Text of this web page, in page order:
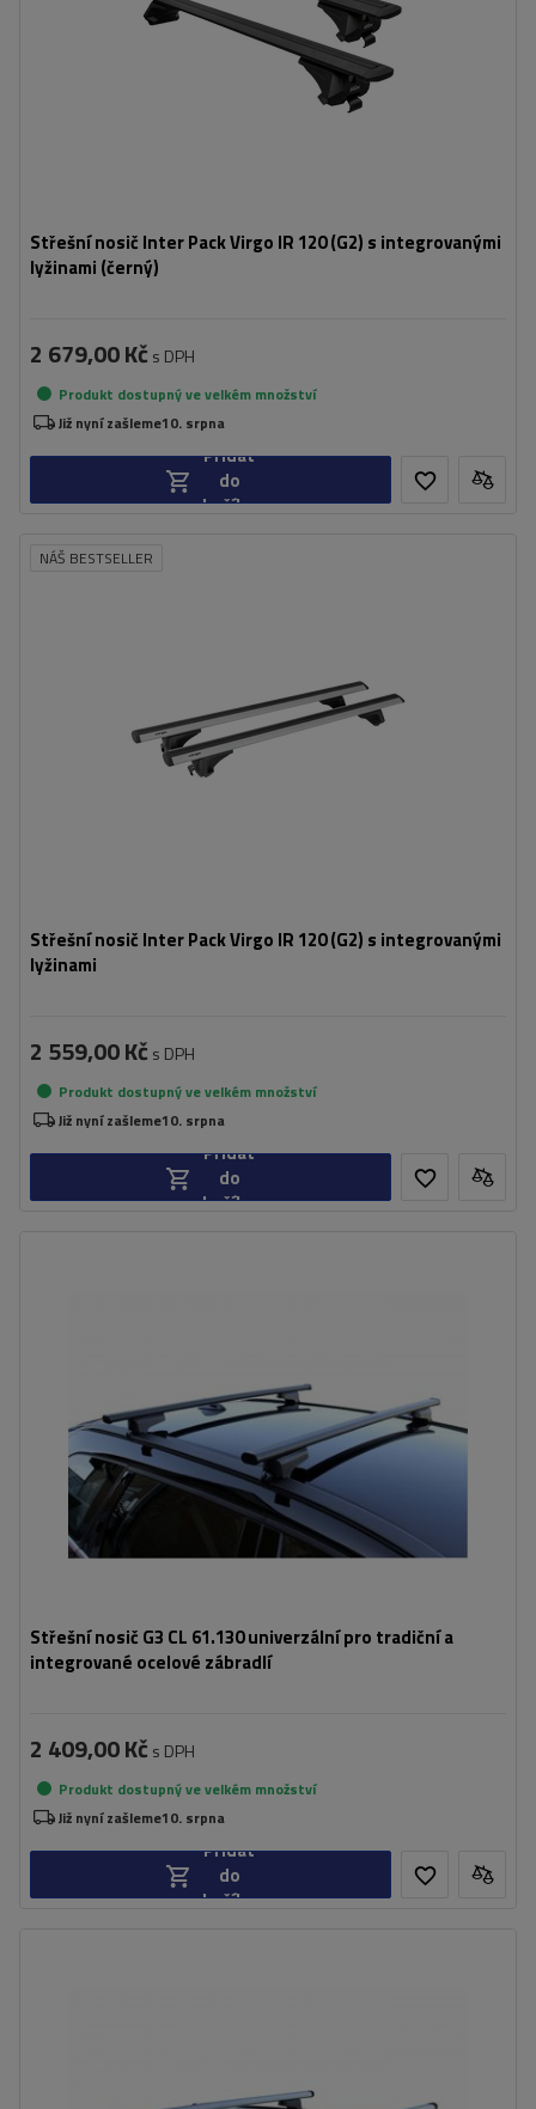
Střešní nosič Inter Pack Virgo IR 120 (G2) s integrovanými
lyžinami (černý)
2 679,00 Kč s DPH
Produkt dostupný ve velkém množství
Již nyní zašleme10. srpna
Přidat
do
košíku
NÁŠ BESTSELLER
Střešní nosič Inter Pack Virgo IR 120 (G2) s integrovanými
lyžinami
2 559,00 Kč s DPH
Produkt dostupný ve velkém množství
Již nyní zašleme10. srpna
Přidat
do
košíku
Střešní nosič G3 CL 61.130 univerzální pro tradiční a
integrované ocelové zábradlí
2 409,00 Kč s DPH
Produkt dostupný ve velkém množství
Již nyní zašleme10. srpna
Přidat
do
košíku